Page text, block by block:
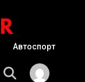
Автоспорт